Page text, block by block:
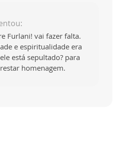
Furlani! vai fazer falta.
e espiritualidade era
está sepultado? para
homenagem.